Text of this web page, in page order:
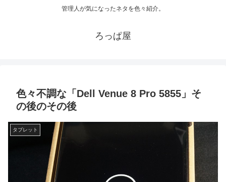
管理人が気になったネタを色々紹介。
ろっぱ屋
色々不調な「Dell Venue 8 Pro 5855」そ
の後のその後
タブレット